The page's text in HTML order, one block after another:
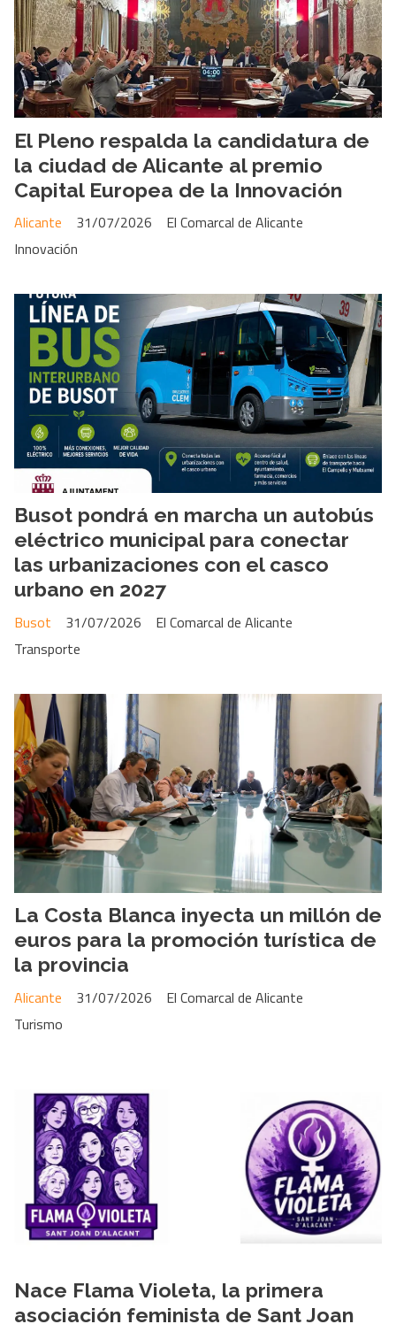
El Pleno respalda la candidatura de
la ciudad de Alicante al premio
Capital Europea de la Innovación
El Comarcal de Alicante
Alicante
31/07/2026
Innovación
Busot pondrá en marcha un autobús
eléctrico municipal para conectar
las urbanizaciones con el casco
urbano en 2027
El Comarcal de Alicante
Busot
31/07/2026
Transporte
La Costa Blanca inyecta un millón de
euros para la promoción turística de
la provincia
El Comarcal de Alicante
Alicante
31/07/2026
Turismo
Nace Flama Violeta, la primera
asociación feminista de Sant Joan